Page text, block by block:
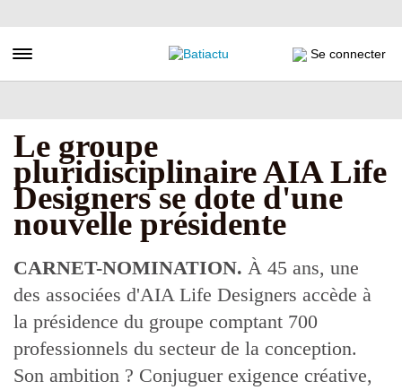
au
principal
Toggle navigation Se connecter
Le groupe
pluridisciplinaire AIA Life
Designers se dote d'une
nouvelle présidente
CARNET-NOMINATION. À 45 ans, une
des associées d'AIA Life Designers accède à
la présidence du groupe comptant 700
professionnels du secteur de la conception.
Son ambition ? Conjuguer exigence créative,